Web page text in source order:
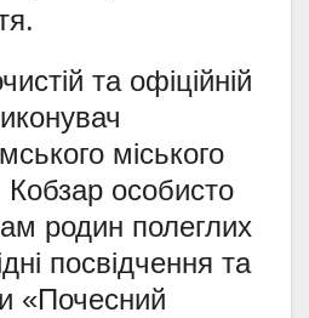
та офіційній
міського
особисто
родин полеглих
посвідчення та
«Почесний